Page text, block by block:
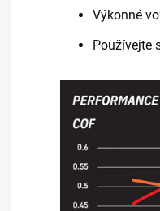
Výkonné
Používejte